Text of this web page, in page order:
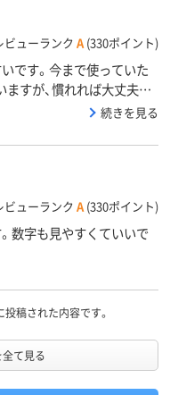
ビューランク A (330ポイント)
です。今まで使っていた
すが、慣れれば大丈夫そ
続きを見る
ビューランク A (330ポイント)
数字も見やすくていいで
稿された内容です。
て見る